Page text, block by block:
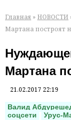
Главная » НОВОСТИ
Мартана построят
Мартана
21.02.2017 22:19
Валид
соцсети
Урус-